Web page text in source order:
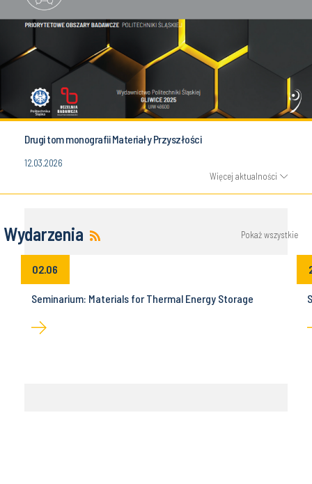
Drugi tom monografii Materiały Przyszłości
12.03.2026
Więcej aktualności
Wydarzenia Pokaż wszystkie
02.06
Seminarium: Materials for Thermal Energy Storage